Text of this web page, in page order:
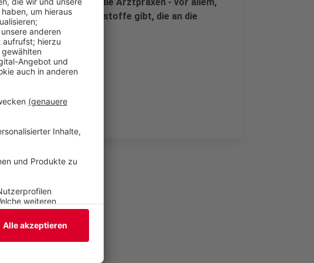
Beispiel wenn es Impfstoffe gibt, die an die